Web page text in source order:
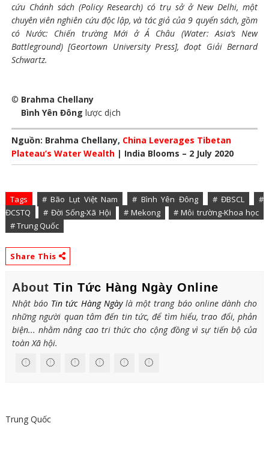
cứu Chánh sách (Policy Research) có trụ sở ở New Delhi, một
chuyên viên nghiên cứu độc lập, và tác giả của 9 quyển sách, gồm
có Nước: Chiến trường Mới ở Á Châu (Water: Asia’s New
Battleground) [Geortown University Press], đoạt Giải Bernard
Schwartz.
© Brahma Chellany
Bình Yên Đông lược dịch
Nguồn: Brahma Chellany, China Leverages Tibetan
Plateau’s Water Wealth| India Blooms – 2 July 2020
Tags # Bão Lụt Việt Nam # Bình Yên Đông # ĐBSCL
#
ĐCSTQ
# Đời Sống-Xã Hội # Mekong
# Môi trường-Khoa học
# Trung Quốc
Share This
About Tin Tức Hàng Ngày Online
Nhật báo Tin tức Hàng Ngàylà một trang báo online dành cho
những người quan tâm đến tin tức, để tìm hiểu, trao đổi, phản
biện... nhằm nâng cao tri thức cho cộng đồng vì sự tiến bộ của
toàn Xã hội.
Trung Quốc